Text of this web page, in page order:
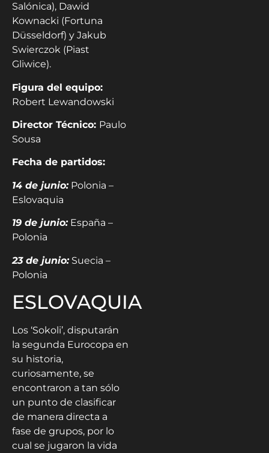
Salónica), Dawid
Kownacki (Fortuna
Düsseldorf) y Jakub
Swierczok (Piast
Gliwice).
Figura del equipo:
Robert Lewandowski
Director Técnico: Paulo
Sousa
Fecha de partidos:
14 de junio:Polonia –
Eslovaquia
19 de junio:España –
Polonia
23 de junio:Suecia –
Polonia
ESLOVAQUIA
Los ‘Sokoli’, disputarán
la segunda Eurocopa en
su historia,
curiosamente, se
encontraron a tan sólo
un punto de clasificar
de manera directa a
fase de grupos, por lo
cual se jugaron la vida